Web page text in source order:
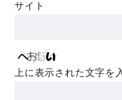
サイト
上に表示された文字を